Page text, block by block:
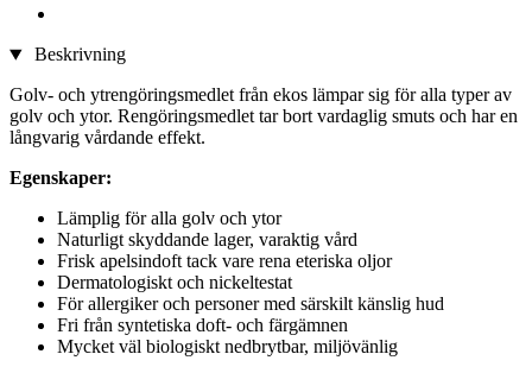
Beskrivning
Golv- och ytrengöringsmedlet från ekos lämpar sig för alla typer av
golv och ytor. Rengöringsmedlet tar bort vardaglig smuts och har en
långvarig vårdande effekt.
Egenskaper:
Lämplig för alla golv och ytor
Naturligt skyddande lager, varaktig vård
Frisk apelsindoft tack vare rena eteriska oljor
Dermatologiskt och nickeltestat
För allergiker och personer med särskilt känslig hud
Fri från syntetiska doft- och färgämnen
Mycket väl biologiskt nedbrytbar, miljövänlig